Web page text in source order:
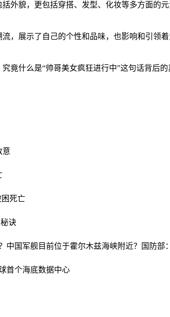
外貌，更包括穿搭、发型、化妆等多方面的
，展示了自己的个性和品味，也影响和引领
竟什么是“帅哥美女疯狂进行中”这句话背后
意
死亡
诀
中国军舰目前位于霍尔木兹海峡附近？国防部
首个海底数据中心